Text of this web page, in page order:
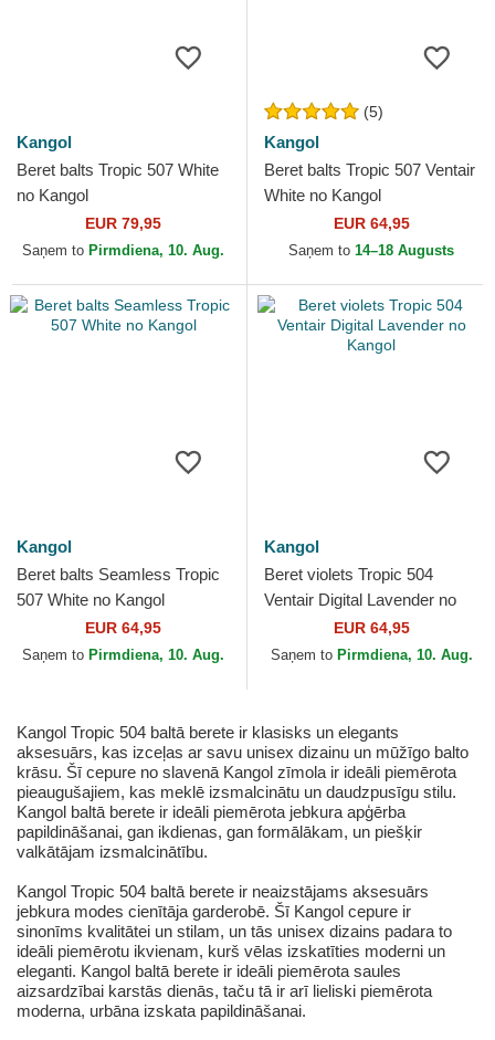
Kangol
Beret balts Tropic 507 White
no Kangol
EUR 79,95
Saņem to Pirmdiena, 10. Aug.
(5)
Kangol
Beret balts Tropic 507 Ventair
White no Kangol
EUR 64,95
Saņem to 14–18 Augusts
Kangol
Beret balts Seamless Tropic
507 White no Kangol
EUR 64,95
Saņem to Pirmdiena, 10. Aug.
Kangol
Beret violets Tropic 504
Ventair Digital Lavender no
EUR 64,95
Saņem to Pirmdiena, 10. Aug.
Kangol Tropic 504 baltā berete ir klasisks un elegants
aksesuārs, kas izceļas ar savu unisex dizainu un mūžīgo balto
krāsu. Šī cepure no slavenā Kangol zīmola ir ideāli piemērota
pieaugušajiem, kas meklē izsmalcinātu un daudzpusīgu stilu.
Kangol baltā berete ir ideāli piemērota jebkura apģērba
papildināšanai, gan ikdienas, gan formālākam, un piešķir
valkātājam izsmalcinātību.
Kangol Tropic 504 baltā berete ir neaizstājams aksesuārs
jebkura modes cienītāja garderobē. Šī Kangol cepure ir
sinonīms kvalitātei un stilam, un tās unisex dizains padara to
ideāli piemērotu ikvienam, kurš vēlas izskatīties moderni un
eleganti. Kangol baltā berete ir ideāli piemērota saules
aizsardzībai karstās dienās, taču tā ir arī lieliski piemērota
moderna, urbāna izskata papildināšanai.